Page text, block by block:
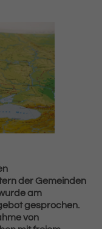
der Gemeinden
am
gesprochen.
von